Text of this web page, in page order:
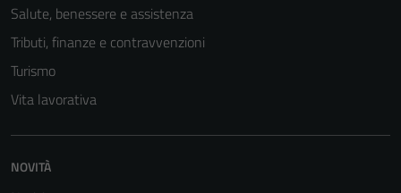
Salute, benessere e assistenza
Tributi, finanze e contravvenzioni
Turismo
Vita lavorativa
NOVITÀ
per il